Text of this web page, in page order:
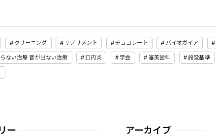
クリーニング サプリメント チョコレート バイオガイア
ない治療 音が出ない治療 口内炎 学会 審美歯科 施設基準
ー アーカイブ